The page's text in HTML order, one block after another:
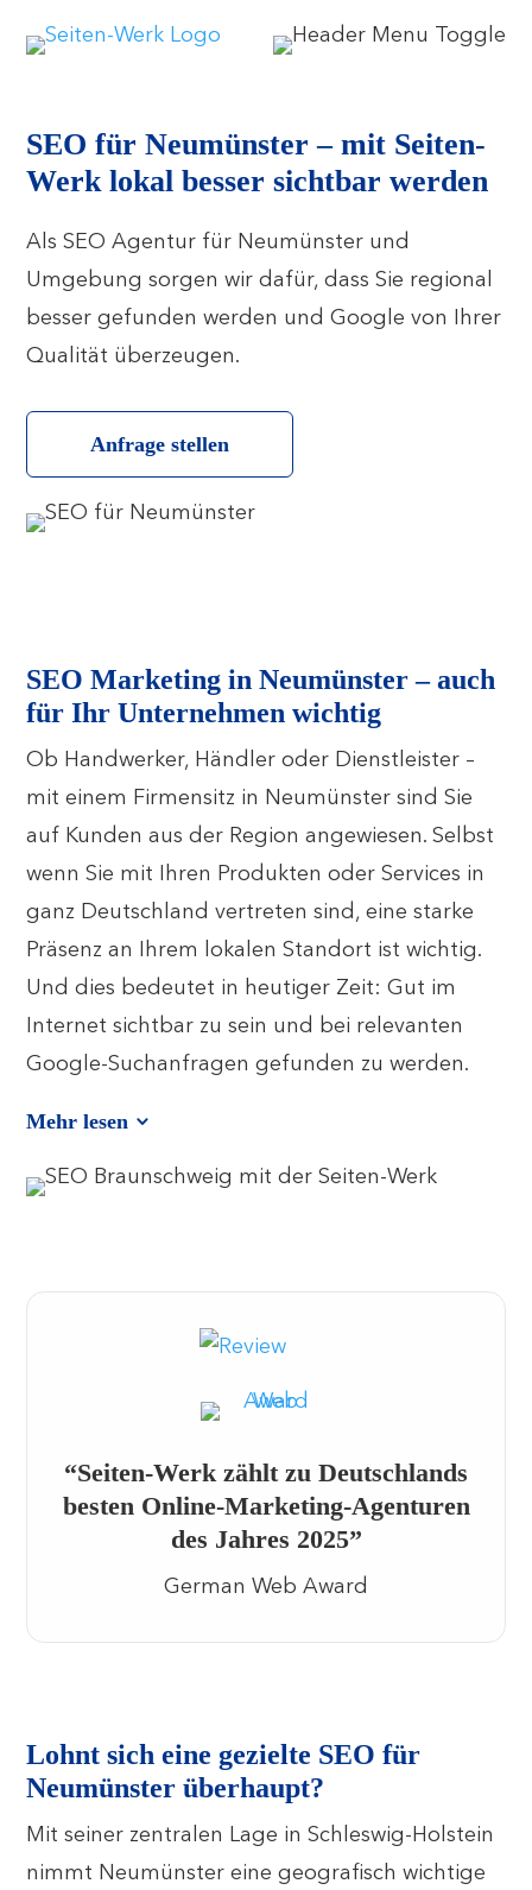
SEO für Neumünster – mit Seiten-
Werk lokal besser sichtbar werden
Als SEO Agentur für Neumünster und
Umgebung sorgen wir dafür, dass Sie regional
besser gefunden werden und Google von Ihrer
Qualität überzeugen.
Anfrage stellen
SEO Marketing in Neumünster – auch
für Ihr Unternehmen wichtig
Ob Handwerker, Händler oder Dienstleister –
mit einem Firmensitz in Neumünster sind Sie
auf Kunden aus der Region angewiesen. Selbst
wenn Sie mit Ihren Produkten oder Services in
ganz Deutschland vertreten sind, eine starke
Präsenz an Ihrem lokalen Standort ist wichtig.
Und dies bedeutet in heutiger Zeit: Gut im
Internet sichtbar zu sein und bei relevanten
Google-Suchanfragen gefunden zu werden.
Mehr lesen
“Seiten-Werk zählt zu Deutschlands
besten Online-Marketing-Agenturen
des Jahres 2025”
German Web Award
Lohnt sich eine gezielte SEO für
Neumünster überhaupt?
Mit seiner zentralen Lage in Schleswig-Holstein
nimmt Neumünster eine geografisch wichtige